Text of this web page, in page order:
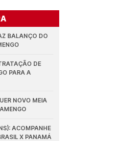
BALANÇO DO
DE
PARA A
NOVO MEIA
ACOMPANHE
X PANAMÁ